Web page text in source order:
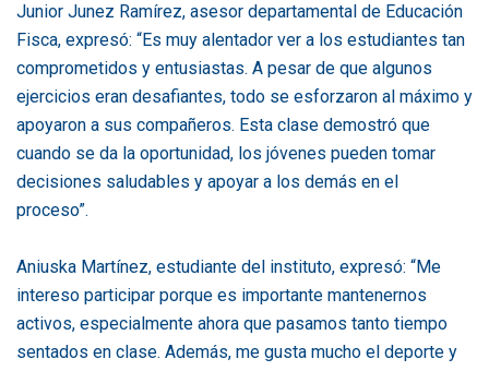
Junior Junez Ramírez, asesor departamental de Educación
Fisca, expresó: “Es muy alentador ver a los estudiantes tan
comprometidos y entusiastas. A pesar de que algunos
ejercicios eran desafiantes, todo se esforzaron al máximo y
apoyaron a sus compañeros. Esta clase demostró que
cuando se da la oportunidad, los jóvenes pueden tomar
decisiones saludables y apoyar a los demás en el
proceso”.
Aniuska Martínez, estudiante del instituto, expresó: “Me
intereso participar porque es importante mantenernos
activos, especialmente ahora que pasamos tanto tiempo
sentados en clase. Además, me gusta mucho el deporte y